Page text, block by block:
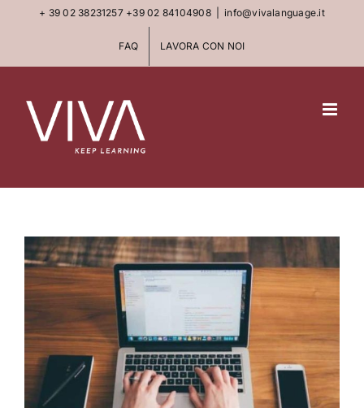
+ 39 02 38231257 +39 02 84104908 info@vivalanguage.it
FAQ LAVORA CON NOI
View
Larger
Image